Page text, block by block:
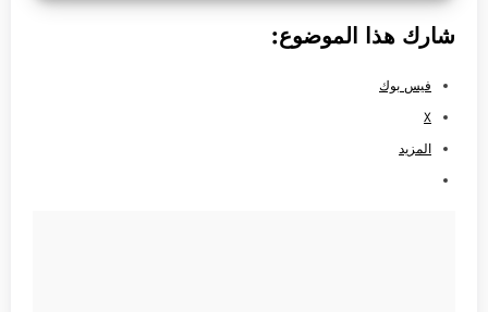
شارك هذا الموضوع:
فيس بوك
X
المزيد